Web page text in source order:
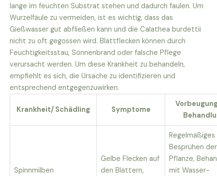
lange im feuchten Substrat stehen und dadurch faulen. Um
Wurzelfäule zu vermeiden, ist es wichtig, dass das
Gießwasser gut abfließen kann und die Calathea burdettii
nicht zu oft gegossen wird. Blattflecken können durch
Feuchtigkeitsstau, Sonnenbrand oder falsche Pflege
verursacht werden. Um diese Krankheit zu behandeln,
empfiehlt es sich, die Ursache zu identifizieren und
entsprechend entgegenzuwirken.
Krankheit/ Schädling Symptome
Spinnmilben
Gelbe Flecken auf
den Blättern,
Regelmäßiges
Besprühen der
Pflanze,
mit Wasser-